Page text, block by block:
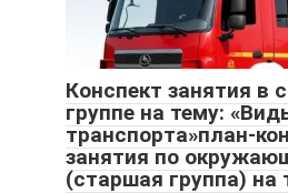
Конспект занятия в
группе на тему:
транспорта»план-
занятия по
(старшая группа) на